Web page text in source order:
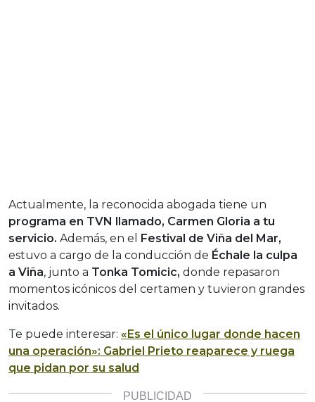
Actualmente, la reconocida abogada tiene un
programa en TVN llamado, Carmen Gloria a tu
servicio. Además, en el Festival de Viña del Mar,
estuvo a cargo de la conducción de Échale la culpa
a Viña, junto a Tonka Tomicic, donde repasaron
momentos icónicos del certamen y tuvieron grandes
invitados.
Te puede interesar: «Es el único lugar donde hacen
una operación»: Gabriel Prieto reaparece y ruega
que pidan por su salud